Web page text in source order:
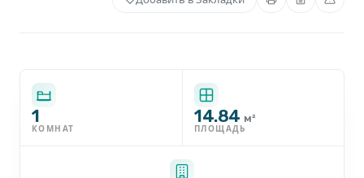
1
КОМНАТ
14.84 м²
ПЛОЩАДЬ